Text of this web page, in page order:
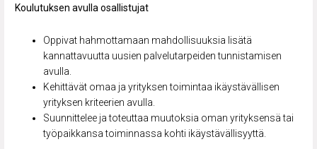
Koulutuksen avulla osallistujat
Oppivat hahmottamaan mahdollisuuksia lisätä
kannattavuutta uusien palvelutarpeiden tunnistamisen
avulla.
Kehittävät omaa ja yrityksen toimintaa ikäystävällisen
yrityksen kriteerien avulla.
Suunnittelee ja toteuttaa muutoksia oman yrityksensä tai
työpaikkansa toiminnassa kohti ikäystävällisyyttä.